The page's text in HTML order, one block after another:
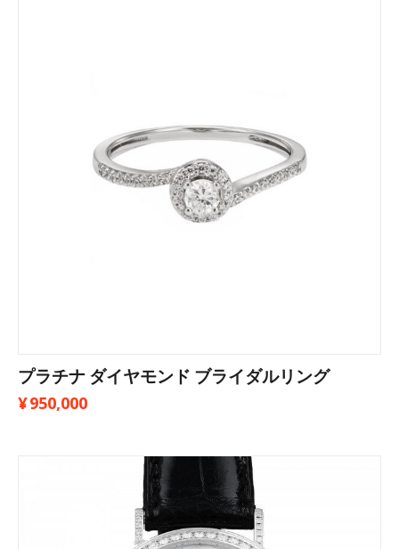
プラチナ ダイヤモンド ブライダルリング
¥950,000